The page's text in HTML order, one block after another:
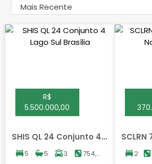
Mais Recente
R$
5.500.000,00
SHIS QL 24 Conjunto 4,
LAGO SUL, BRASILIA
5 5 3
754,78
SCLRN
2